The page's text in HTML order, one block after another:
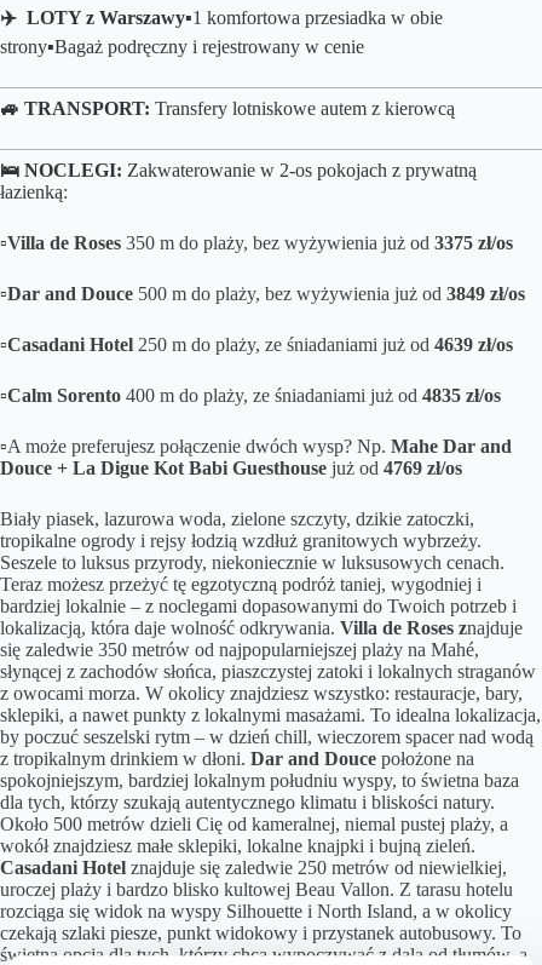
✈️ LOTY z Warszawy▪️1 komfortowa przesiadka w obie
strony▪️Bagaż podręczny i rejestrowany w cenie
🚙 TRANSPORT: Transfery lotniskowe autem z kierowcą
🛌 NOCLEGI: Zakwaterowanie w 2-os pokojach z prywatną
łazienką:
▫️Villa de Roses 350 m do plaży, bez wyżywienia już od 3375 zł/os
▫️Dar and Douce 500 m do plaży, bez wyżywienia już od 3849 zł/os
▫️Casadani Hotel 250 m do plaży, ze śniadaniami już od 4639 zł/os
▫️Calm Sorento 400 m do plaży, ze śniadaniami już od 4835 zł/os
▫️A może preferujesz połączenie dwóch wysp? Np. Mahe Dar and
Douce + La Digue Kot Babi Guesthouse już od 4769 zł/os
Biały piasek, lazurowa woda, zielone szczyty, dzikie zatoczki,
tropikalne ogrody i rejsy łodzią wzdłuż granitowych wybrzeży.
Seszele to luksus przyrody, niekoniecznie w luksusowych cenach.
Teraz możesz przeżyć tę egzotyczną podróż taniej, wygodniej i
bardziej lokalnie – z noclegami dopasowanymi do Twoich potrzeb i
lokalizacją, która daje wolność odkrywania. Villa de Roses znajduje
się zaledwie 350 metrów od najpopularniejszej plaży na Mahé,
słynącej z zachodów słońca, piaszczystej zatoki i lokalnych straganów
z owocami morza. W okolicy znajdziesz wszystko: restauracje, bary,
sklepiki, a nawet punkty z lokalnymi masażami. To idealna lokalizacja,
by poczuć seszelski rytm – w dzień chill, wieczorem spacer nad wodą
z tropikalnym drinkiem w dłoni. Dar and Douce położone na
spokojniejszym, bardziej lokalnym południu wyspy, to świetna baza
dla tych, którzy szukają autentycznego klimatu i bliskości natury.
Około 500 metrów dzieli Cię od kameralnej, niemal pustej plaży, a
wokół znajdziesz małe sklepiki, lokalne knajpki i bujną zieleń.
Casadani Hotel znajduje się zaledwie 250 metrów od niewielkiej,
uroczej plaży i bardzo blisko kultowej Beau Vallon. Z tarasu hotelu
rozciąga się widok na wyspy Silhouette i North Island, a w okolicy
czekają szlaki piesze, punkt widokowy i przystanek autobusowy. To
świetna opcja dla tych, którzy chcą wypoczywać z dala od tłumów, a